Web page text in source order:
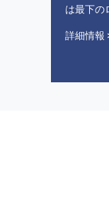
は最下の
シリンダ
詳細情報